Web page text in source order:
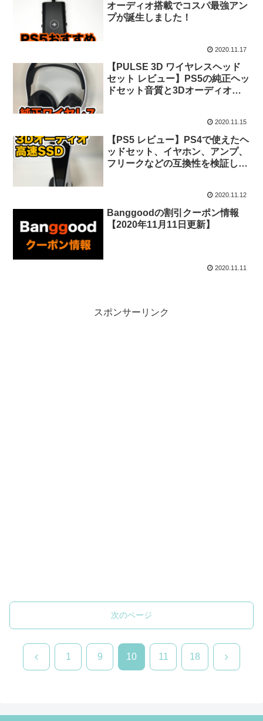
オーディオ搭載でコスパ最強アン
プが誕生しました！
2020.11.17
【PULSE 3D ワイヤレスヘッド
セット レビュー】PS5の純正ヘッ
ドセット音質と3Dオーディオを
2020.11.15
【PS5 レビュー】PS4で使えたヘ
ッドセット、イヤホン、アンプ、
フリークなどの互換性を検証して
2020.11.12
Banggoodの割引クーポン情報
【2020年11月11日更新】
2020.11.11
スポンサーリンク
次のページ
前 1 9 10 11 18 次